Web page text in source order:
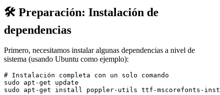
🛠️ Preparación: Instalación de
dependencias
Primero, necesitamos instalar algunas dependencias a nivel de
sistema (usando Ubuntu como ejemplo):
# Instalación completa con un solo comando
sudo apt-get update